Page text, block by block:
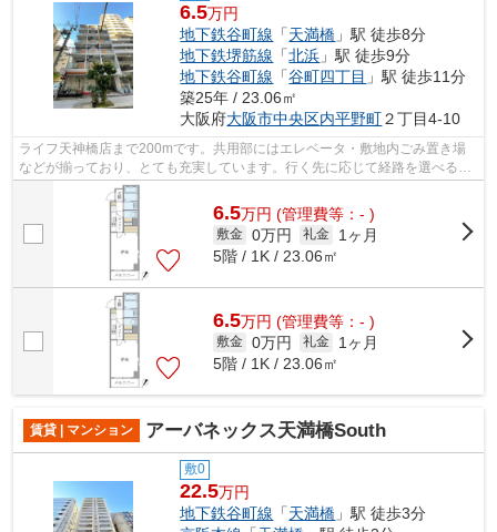
6.5万円
地下鉄谷町線 「天満橋 」駅 徒歩8分
地下鉄堺筋線 「北浜 」駅 徒歩9分
地下鉄谷町線 「谷町四丁目 」駅 徒歩11分
築25年 / 23.06㎡
大阪府大阪市中央区内平野町２丁目4-10
ライフ天神橋店まで200mです。共用部にはエレベータ・敷地内ごみ置き場
などが揃っており、とても充実しています。行く先に応じて経路を選べる、
2駅利用可能な物件です。場所が平坦なの...
6.5万円 (管理費等：- )
敷金 0万円 礼金
1ヶ月
5階 / 1K / 23.06㎡
6.5万円 (管理費等：- )
敷金 0万円 礼金
1ヶ月
5階 / 1K / 23.06㎡
賃貸 | マンション アーバネックス天満橋South
敷0
22.5万円
地下鉄谷町線 「天満橋 」駅 徒歩3分